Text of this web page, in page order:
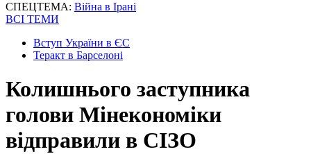
СПЕЦТЕМА: Війна в Ірані
ВСІ ТЕМИ
Вступ України в ЄС
Теракт в Барселоні
Колишнього заступника
голови Мінекономіки
відправили в СІЗО